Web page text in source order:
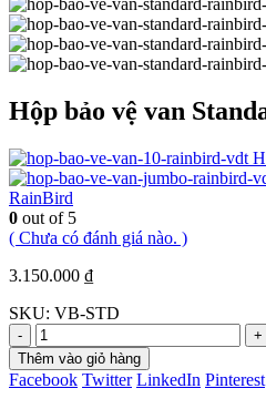
Hộp bảo vệ van
RainBird
0 out of 5
( Chưa có đánh giá nào. )
3.150.000 ₫
SKU: VB-STD
-
+
Thêm vào giỏ hàng
Facebook Twitter LinkedIn Pinterest